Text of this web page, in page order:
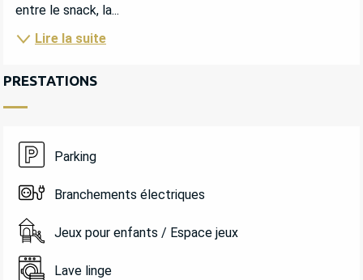
entre le snack, la...
Lire la suite
PRESTATIONS
Parking
Branchements électriques
Jeux pour enfants / Espace jeux
Lave linge